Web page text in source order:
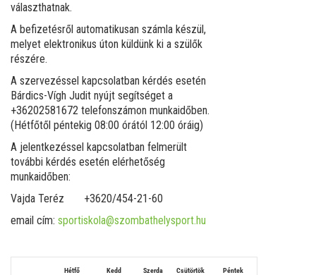
választhatnak.
A befizetésről automatikusan számla készül,
melyet elektronikus úton küldünk ki a szülők
részére.
A szervezéssel kapcsolatban kérdés esetén
Bárdics-Vígh Judit nyújt segítséget a
+36202581672 telefonszámon munkaidőben.
(Hétfőtől péntekig 08:00 órától 12:00 óráig)
A jelentkezéssel kapcsolatban felmerült
további kérdés esetén elérhetőség
munkaidőben:
Vajda Teréz +3620/454-21-60
email cím: sportiskola@szombathelysport.hu
Hétfő Kedd Szerda Csütörtök Péntek